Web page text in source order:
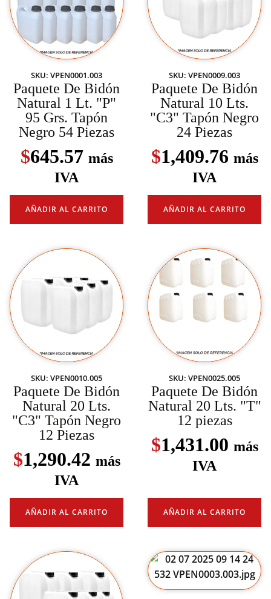
SKU: VPEN0001.003
Paquete De Bidón
Natural 1 Lt. "P"
95 Grs. Tapón
Negro 54 Piezas
$645.57 más
IVA
AÑADIR AL CARRITO
SKU: VPEN0009.003
Paquete De Bidón
Natural 10 Lts.
"C3" Tapón Negro
24 Piezas
$1,409.76 más
IVA
AÑADIR AL CARRITO
SKU: VPEN0010.005
Paquete De Bidón
Natural 20 Lts.
"C3" Tapón Negro
12 Piezas
$1,290.42 más
IVA
AÑADIR AL CARRITO
SKU: VPEN0025.005
Paquete De Bidón
Natural 20 Lts. "T"
12 piezas
$1,431.00 más
IVA
AÑADIR AL CARRITO